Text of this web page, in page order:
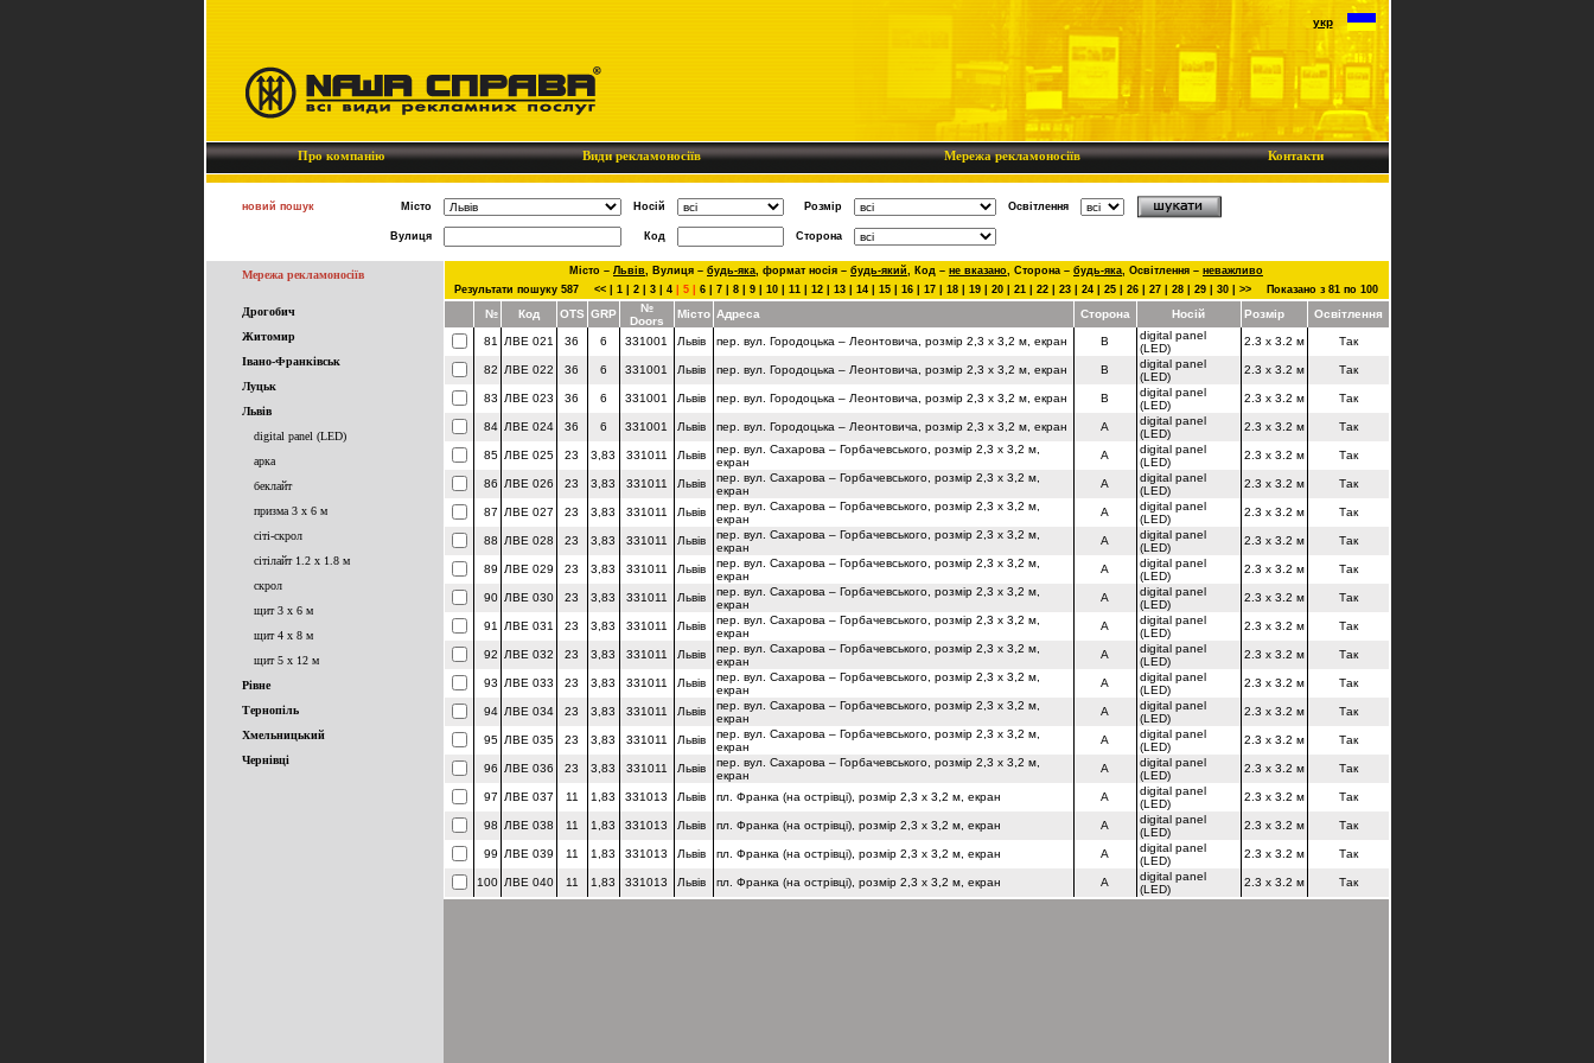
укр
Про компанію Види рекламоносіїв Мережа рекламоносіїв Контакти
новий пошук Місто Носій Розмір Освітлення
Вулиця Код Сторона
Мережа рекламоносіїв
Дрогобич
Житомир
Івано-Франківськ
Луцьк
Львів
digital panel (LED)
арка
беклайт
призма 3 x 6 м
сіті-скрол
сітілайт 1.2 x 1.8 м
скрол
щит 3 x 6 м
щит 4 x 8 м
щит 5 x 12 м
Рівне
Тернопіль
Хмельницький
Чернівці
Місто – Львів, Вулиця – будь-яка, формат носія – будь-який, Код – не вказано, Сторона – будь-яка, Освітлення – неважливо
Результати пошуку 587
<< 1 2 3 4 5 6 7 8 9 10 11 12 13 14 15 16 17 18 19 20 21 22 23 24 25 26 27 28 29 30 >> Показано з 81 по 100
№ Код OTS GRP
№
Doors
Місто Адреса Сторона Носій Розмір Освітлення
81 ЛВЕ 021 36 6 331001 Львів пер. вул. Городоцька – Леонтовича, розмір 2,3 х 3,2 м, екран B
digital panel
(LED)
2.3 x 3.2 м Так
82 ЛВЕ 022 36 6 331001 Львів пер. вул. Городоцька – Леонтовича, розмір 2,3 х 3,2 м, екран B
digital panel
(LED)
2.3 x 3.2 м Так
83 ЛВЕ 023 36 6 331001 Львів пер. вул. Городоцька – Леонтовича, розмір 2,3 х 3,2 м, екран B
digital panel
(LED)
2.3 x 3.2 м Так
84 ЛВЕ 024 36 6 331001 Львів пер. вул. Городоцька – Леонтовича, розмір 2,3 х 3,2 м, екран A
digital panel
(LED)
2.3 x 3.2 м Так
85 ЛВЕ 025 23 3,83 331011 Львів
пер. вул. Сахарова – Горбачевського, розмір 2,3 х 3,2 м,
екран
A
digital panel
(LED)
2.3 x 3.2 м Так
86 ЛВЕ 026 23 3,83 331011 Львів
пер. вул. Сахарова – Горбачевського, розмір 2,3 х 3,2 м,
екран
A
digital panel
(LED)
2.3 x 3.2 м Так
87 ЛВЕ 027 23 3,83 331011 Львів
пер. вул. Сахарова – Горбачевського, розмір 2,3 х 3,2 м,
екран
A
digital panel
(LED)
2.3 x 3.2 м Так
88 ЛВЕ 028 23 3,83 331011 Львів
пер. вул. Сахарова – Горбачевського, розмір 2,3 х 3,2 м,
екран
A
digital panel
(LED)
2.3 x 3.2 м Так
89 ЛВЕ 029 23 3,83 331011 Львів
пер. вул. Сахарова – Горбачевського, розмір 2,3 х 3,2 м,
екран
A
digital panel
(LED)
2.3 x 3.2 м Так
90 ЛВЕ 030 23 3,83 331011 Львів
пер. вул. Сахарова – Горбачевського, розмір 2,3 х 3,2 м,
екран
A
digital panel
(LED)
2.3 x 3.2 м Так
91 ЛВЕ 031 23 3,83 331011 Львів
пер. вул. Сахарова – Горбачевського, розмір 2,3 х 3,2 м,
екран
A
digital panel
(LED)
2.3 x 3.2 м Так
92 ЛВЕ 032 23 3,83 331011 Львів
пер. вул. Сахарова – Горбачевського, розмір 2,3 х 3,2 м,
екран
A
digital panel
(LED)
2.3 x 3.2 м Так
93 ЛВЕ 033 23 3,83 331011 Львів
пер. вул. Сахарова – Горбачевського, розмір 2,3 х 3,2 м,
екран
A
digital panel
(LED)
2.3 x 3.2 м Так
94 ЛВЕ 034 23 3,83 331011 Львів
пер. вул. Сахарова – Горбачевського, розмір 2,3 х 3,2 м,
екран
A
digital panel
(LED)
2.3 x 3.2 м Так
95 ЛВЕ 035 23 3,83 331011 Львів
пер. вул. Сахарова – Горбачевського, розмір 2,3 х 3,2 м,
екран
A
digital panel
(LED)
2.3 x 3.2 м Так
96 ЛВЕ 036 23 3,83 331011 Львів
пер. вул. Сахарова – Горбачевського, розмір 2,3 х 3,2 м,
екран
A
digital panel
(LED)
2.3 x 3.2 м Так
97 ЛВЕ 037 11 1,83 331013 Львів пл. Франка (на острівці), розмір 2,3 х 3,2 м, екран A
digital panel
(LED)
2.3 x 3.2 м Так
98 ЛВЕ 038 11 1,83 331013 Львів пл. Франка (на острівці), розмір 2,3 х 3,2 м, екран A
digital panel
(LED)
2.3 x 3.2 м Так
99 ЛВЕ 039 11 1,83 331013 Львів пл. Франка (на острівці), розмір 2,3 х 3,2 м, екран A
digital panel
(LED)
2.3 x 3.2 м Так
100 ЛВЕ 040 11 1,83 331013 Львів пл. Франка (на острівці), розмір 2,3 х 3,2 м, екран A
digital panel
(LED)
2.3 x 3.2 м Так